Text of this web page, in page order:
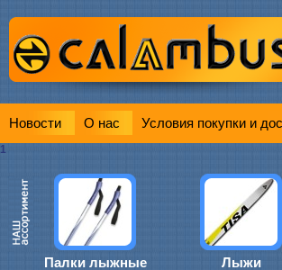
Новости О нас Условия покупки и
1
Палки лыжные
Лыжи